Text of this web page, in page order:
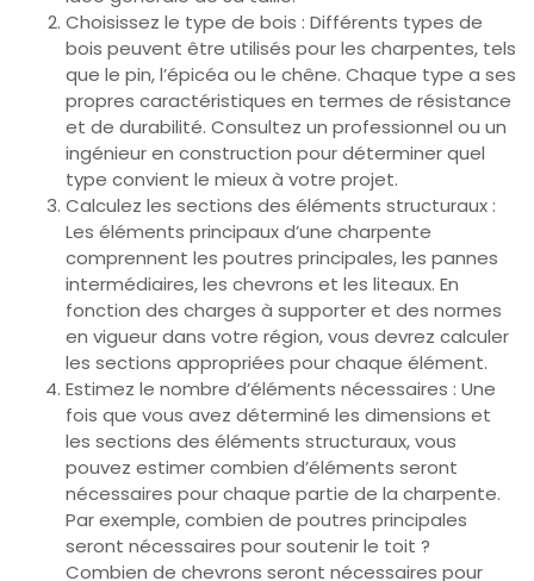
Choisissez le type de bois : Différents types de
bois peuvent être utilisés pour les charpentes, tels
que le pin, l’épicéa ou le chêne. Chaque type a ses
propres caractéristiques en termes de résistance
et de durabilité. Consultez un professionnel ou un
ingénieur en construction pour déterminer quel
type convient le mieux à votre projet.
Calculez les sections des éléments structuraux :
Les éléments principaux d’une charpente
comprennent les poutres principales, les pannes
intermédiaires, les chevrons et les liteaux. En
fonction des charges à supporter et des normes
en vigueur dans votre région, vous devrez calculer
les sections appropriées pour chaque élément.
Estimez le nombre d’éléments nécessaires : Une
fois que vous avez déterminé les dimensions et
les sections des éléments structuraux, vous
pouvez estimer combien d’éléments seront
nécessaires pour chaque partie de la charpente.
Par exemple, combien de poutres principales
seront nécessaires pour soutenir le toit ?
Combien de chevrons seront nécessaires pour